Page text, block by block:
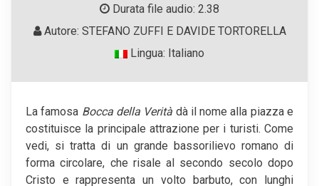
Durata file audio: 2.38
Autore: STEFANO ZUFFI E DAVIDE TORTORELLA
Lingua: Italiano
La famosa Bocca della Verità dà il nome alla piazza e
costituisce la principale attrazione per i turisti. Come
vedi, si tratta di un grande bassorilievo romano di
forma circolare, che risale al secondo secolo dopo
Cristo e rappresenta un volto barbuto, con lunghi